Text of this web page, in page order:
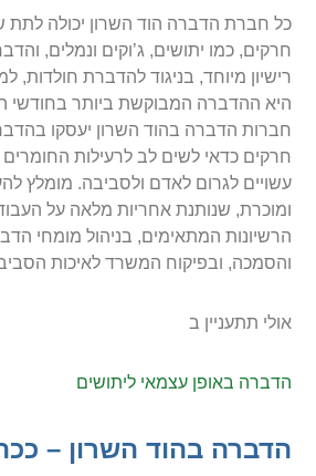
כל חברת הדברה הוד השרון יכולה לתת
חרקים, כמו יתושים, ג’וקים ונמלים,
רישיון מיוחד, בניגוד להדברת
היא ההדברה המבוקשת ביותר בחודשי
חברות הדברה בהוד השרון יעסקו
חרקים כדאי לשים לב לרעילות
עשויים לגרום לאדם ולסביבה. מומלץ
ומוכרת, שנותנת אחריות מלאה על
הרשיונות המתאימים, בניהול מומחי
והסמכה, ובפיקוח המשרד לאיכות
אולי תתעניין ב
הדברה באופן עצמאי ליתושים
הדברה בהוד השרון –